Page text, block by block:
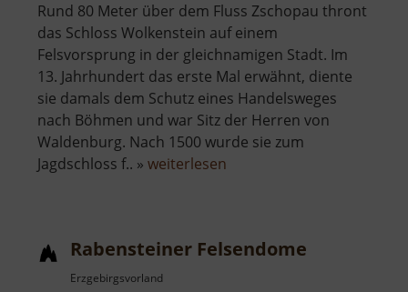
Rund 80 Meter über dem Fluss Zschopau thront
das Schloss Wolkenstein auf einem
Felsvorsprung in der gleichnamigen Stadt. Im
13. Jahrhundert das erste Mal erwähnt, diente
sie damals dem Schutz eines Handelsweges
nach Böhmen und war Sitz der Herren von
Waldenburg. Nach 1500 wurde sie zum
Jagdschloss f.. » weiterlesen
Rabensteiner Felsendome
Erzgebirgsvorland